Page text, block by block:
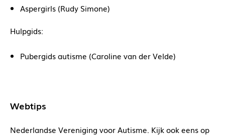
Aspergirls (Rudy Simone)
Hulpgids:
Pubergids autisme (Caroline van der Velde)
Webtips
Nederlandse Vereniging voor Autisme. Kijk ook eens op